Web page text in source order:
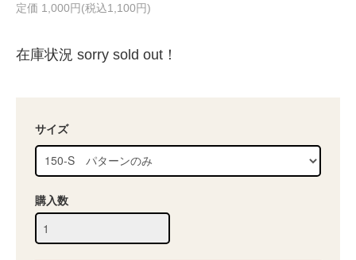
定価 1,000円(税込1,100円)
在庫状況 sorry sold out！
サイズ
購入数